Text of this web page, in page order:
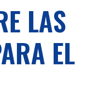
LAS
EL